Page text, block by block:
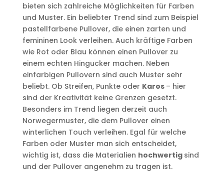
bieten sich zahlreiche Möglichkeiten für Farben
und Muster. Ein beliebter Trend sind zum Beispiel
pastellfarbene Pullover, die einen zarten und
femininen Look verleihen. Auch kräftige Farben
wie Rot oder Blau können einen Pullover zu
einem echten Hingucker machen. Neben
einfarbigen Pullovern sind auch Muster sehr
beliebt. Ob Streifen, Punkte oder Karos – hier
sind der Kreativität keine Grenzen gesetzt.
Besonders im Trend liegen derzeit auch
Norwegermuster, die dem Pullover einen
winterlichen Touch verleihen. Egal für welche
Farben oder Muster man sich entscheidet,
wichtig ist, dass die Materialien hochwertig sind
und der Pullover angenehm zu tragen ist.